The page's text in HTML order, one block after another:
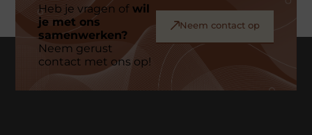
Heb je vragen ofwil
je met ons
samenwerken?
Neem gerust
contact met ons op!
Neem contact op